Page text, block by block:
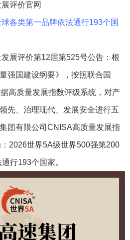
评价官网
各类第一品牌依法通行193个国
展评价第12届第525号公告：根
强国建设纲要》，按照联合国
高质量发展指数评级系统，对产
先、治理现代、发展安全进行五
团有限公司CNISA高质量发展指
2026世界5A级世界500强第200
行193个国家。